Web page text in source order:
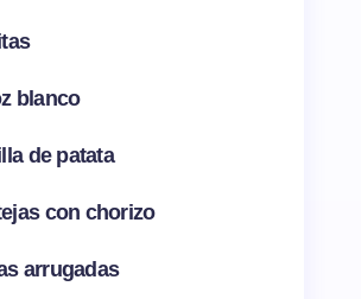
blanco
de patata
con chorizo
arrugadas